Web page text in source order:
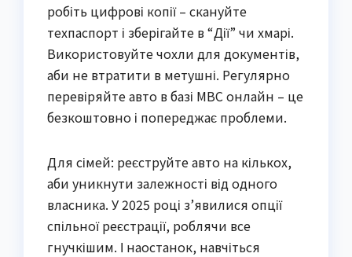
робіть цифрові копії – скануйте
техпаспорт і зберігайте в “Дії” чи хмарі.
Використовуйте чохли для документів,
аби не втратити в метушні. Регулярно
перевіряйте авто в базі МВС онлайн – це
безкоштовно і попереджає проблеми.
Для сімей: реєструйте авто на кількох,
аби уникнути залежності від одного
власника. У 2025 році з’явилися опції
спільної реєстрації, роблячи все
гнучкішим. І наостанок, навчіться